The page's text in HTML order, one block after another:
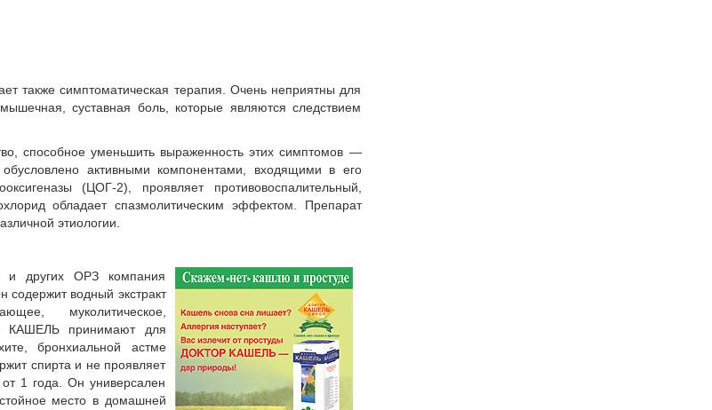
также симптоматическая терапия. Очень неприятны для
суставная боль, которые являются следствием
способное уменьшить выраженность этих симптомов —
активными компонентами, входящими в его
(ЦОГ-2), проявляет противовоспалительный,
обладает спазмолитическим эффектом. Препарат
этиологии.
и других ОРЗ компания
водный экстракт
муколитическое,
КАШЕЛЬ принимают для
бронхиальной астме
спирта и не проявляет
1 года. Он универсален
место в домашней